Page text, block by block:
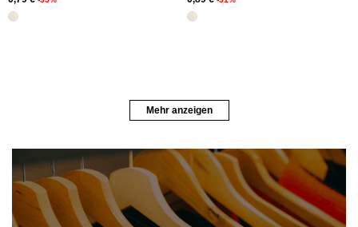
Mehr anzeigen